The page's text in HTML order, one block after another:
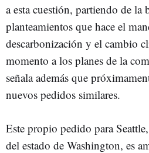
a esta cuestión, partiendo de la
planteamientos que hace el
descarbonización y el cambio
momento a los planes de la
señala además que
nuevos pedidos similares.
Este propio pedido para
del estado de Washington, es